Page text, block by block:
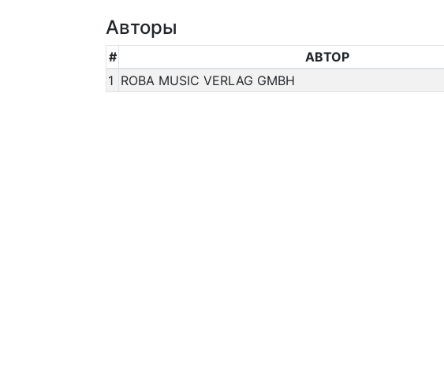
Авторы
# АВТОР
1 ROBA MUSIC VERLAG GMBH